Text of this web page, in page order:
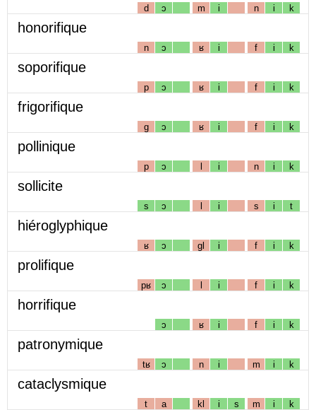
d ɔ m i n i k
honorifique
n ɔ ʁ i f i k
soporifique
p ɔ ʁ i f i k
frigorifique
g ɔ ʁ i f i k
pollinique
p ɔ l i n i k
sollicite
s ɔ l i s i t
hiéroglyphique
ʁ ɔ gl i f i k
prolifique
pʁ ɔ l i f i k
horrifique
ɔ ʁ i f i k
patronymique
tʁ ɔ n i m i k
cataclysmique
t a kl i s m i k